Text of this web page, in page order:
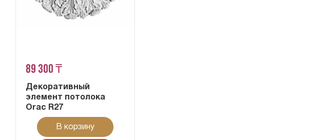
89 300 ₸
Декоративный
элемент потолока
Orac R27
В корзину